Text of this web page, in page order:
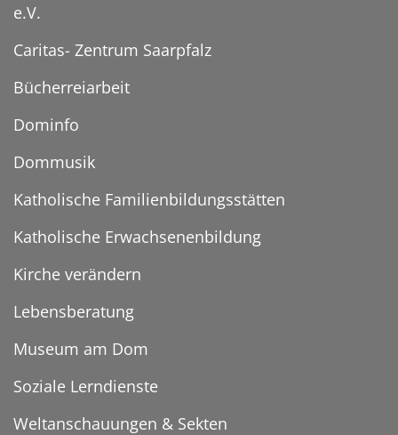
e.V.
Caritas- Zentrum Saarpfalz
Bücherreiarbeit
Dominfo
Dommusik
Katholische Familienbildungsstätten
Katholische Erwachsenenbildung
Kirche verändern
Lebensberatung
Museum am Dom
Soziale Lerndienste
Weltanschauungen & Sekten